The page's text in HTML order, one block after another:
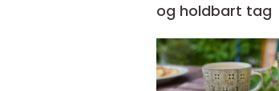
og holdbart tag